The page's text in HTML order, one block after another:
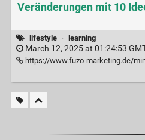
Veränderungen mit 10
lifestyle · learning
March 12, 2025 at 01:24:53
https://www.fuzo-marketing.de/